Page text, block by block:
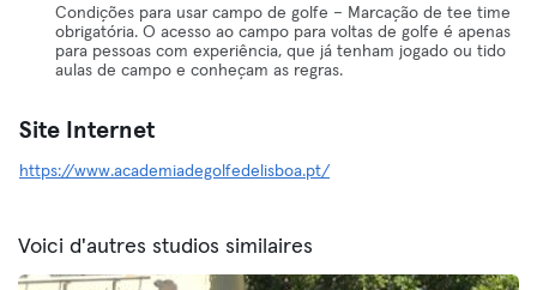
Condições para usar campo de golfe – Marcação de tee time
obrigatória. O acesso ao campo para voltas de golfe é apenas
para pessoas com experiência, que já tenham jogado ou tido
aulas de campo e conheçam as regras.
Site Internet
https://www.academiadegolfedelisboa.pt/
Voici d'autres studios similaires